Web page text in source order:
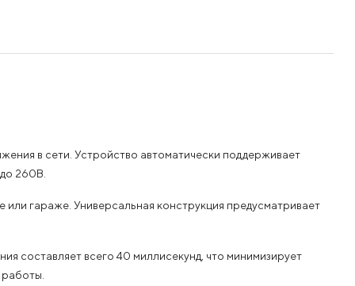
в сети. Устройство автоматически поддерживает
260В.
гараже. Универсальная конструкция предусматривает
составляет всего 40 миллисекунд, что минимизирует